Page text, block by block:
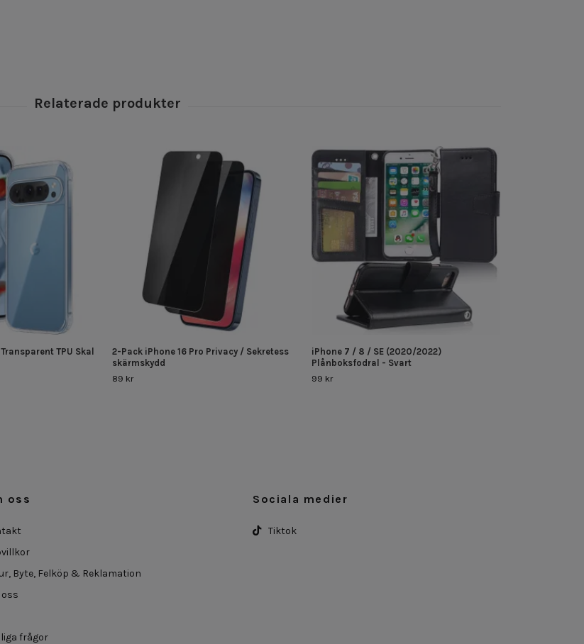
TPU Skal
2-Pack iPhone 16 Pro Privacy / Sekretess
skärmskydd
89 kr
iPhone 7 / 8 / SE (2020/2022)
Plånboksfodral - Svart
99 kr
oss
Byte, Felköp & Reklamation
oss
frågor
Sociala medier
Tiktok